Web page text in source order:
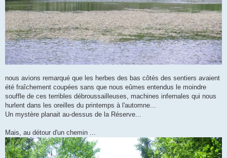
nous avions remarqué que les herbes des bas côtés des sentiers avaient
été fraîchement coupées sans que nous eûmes entendus le moindre
souffle de ces terribles débroussailleuses, machines infernales qui nous
hurlent dans les oreilles du printemps à l'automne...
Un mystère planait au-dessus de la Réserve...
Mais, au détour d'un chemin ...